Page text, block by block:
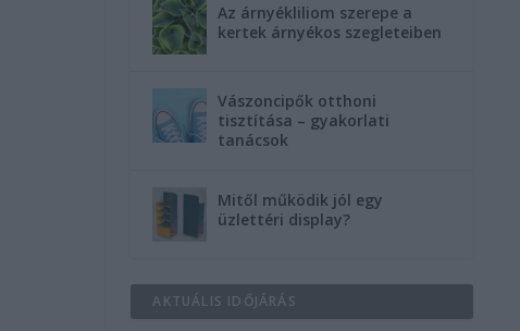
Az árnyékliliom szerepe a
kertek árnyékos szegleteiben
Vászoncipők otthoni
tisztítása – gyakorlati
tanácsok
Mitől működik jól egy
üzlettéri display?
AKTUÁLIS IDŐJÁRÁS